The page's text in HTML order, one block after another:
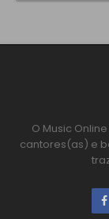
O Music
cantores(as) e